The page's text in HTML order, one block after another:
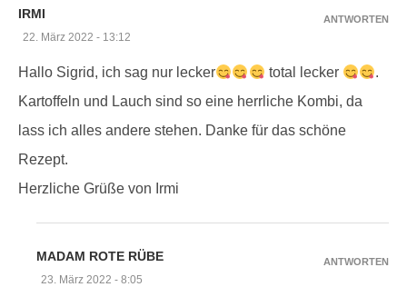
IRMI
22. März 2022 - 13:12
Hallo Sigrid, ich sag nur lecker total lecker
.
Kartoffeln und Lauch sind so eine herrliche Kombi, da
lass ich alles andere stehen. Danke für das schöne
Rezept.
Herzliche Grüße von Irmi
ANTWORTEN
MADAM ROTE RÜBE
23. März 2022 - 8:05
ANTWORTEN